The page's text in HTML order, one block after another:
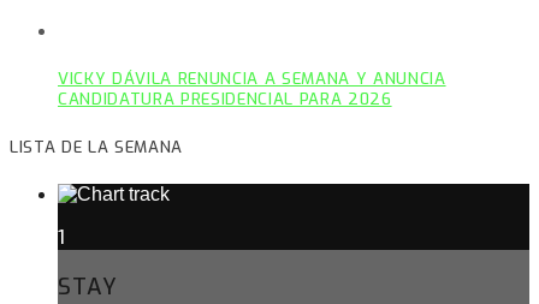
VICKY DÁVILA RENUNCIA A SEMANA Y ANUNCIA
CANDIDATURA PRESIDENCIAL PARA 2026
LISTA DE LA SEMANA
1
STAY